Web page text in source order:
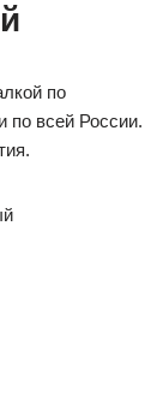
по
по всей России.